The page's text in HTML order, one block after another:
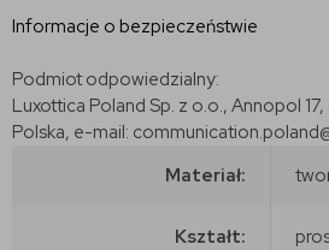
Informacje o bezpieczeństwie
Podmiot odpowiedzialny:
Luxottica Poland Sp. z o.o., Annopol
Polska, e-mail:
Materiał:
Kształt: